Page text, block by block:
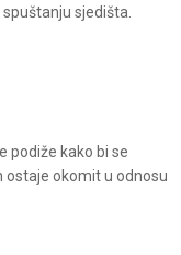
sjedišta.
podiže kako bi se
ostaje okomit u odnosu